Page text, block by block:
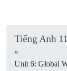
Tiếng Anh
»
Unit 6: Global